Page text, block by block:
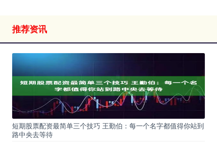
推荐资讯
短期股票配资最简单三个技巧 王勤伯：每一个名字都值得你站到
路中央去等待